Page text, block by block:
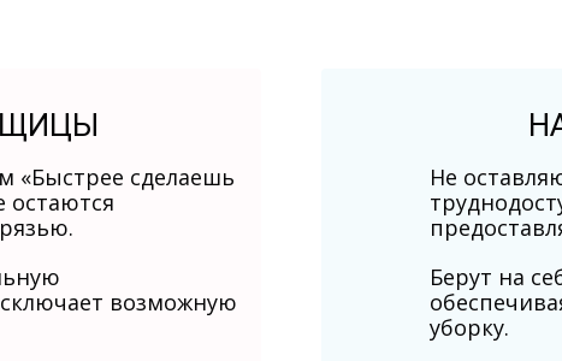
«Быстрее сделаешь
остаются
возможную
Не
Берут на
уборку.